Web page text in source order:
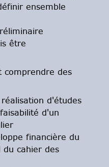
ensemble
être
comprendre des
d'études
d'un
financière du
cahier des